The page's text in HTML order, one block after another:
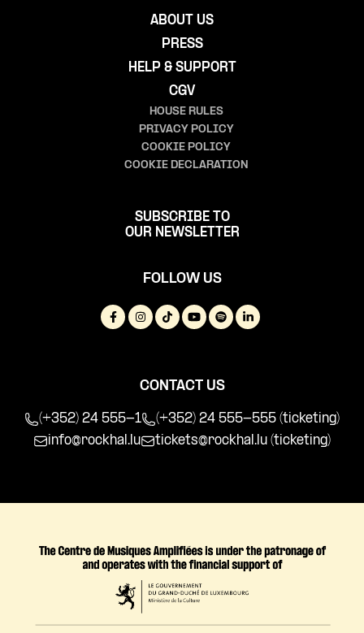
ABOUT US
PRESS
HELP & SUPPORT
CGV
HOUSE RULES
PRIVACY POLICY
COOKIE POLICY
COOKIE DECLARATION
SUBSCRIBE TO
OUR NEWSLETTER
FOLLOW US
CONTACT US
(+352) 24 555-1
(+352) 24 555-555 (ticketing)
info@rockhal.lu
tickets@rockhal.lu (ticketing)